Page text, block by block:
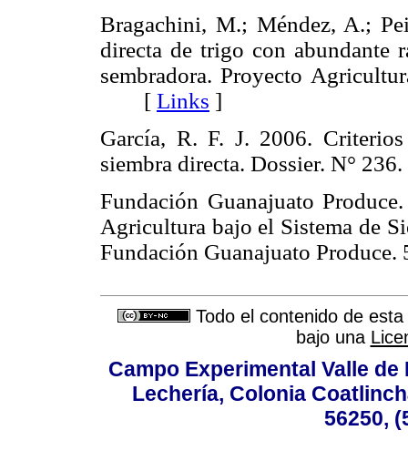
Bragachini, M.; Méndez, A.;
directa de trigo con abundante
sembradora. Proyecto
[ Links ]
García, R. F. J. 2006.
siembra directa. Dossier. N°
Fundación Guanajuato
Agricultura bajo el Sistema de
Fundación Guanajuato
Todo el contenido de
bajo una
Campo Experimental Valle
Lechería, Colonia
56250,